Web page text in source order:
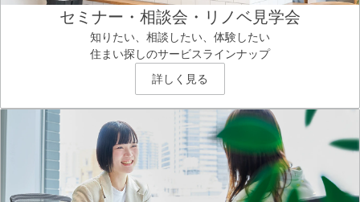
セミナー・相談会・リノベ見学会
知りたい、相談したい、体験したい
住まい探しのサービスラインナップ
詳しく見る